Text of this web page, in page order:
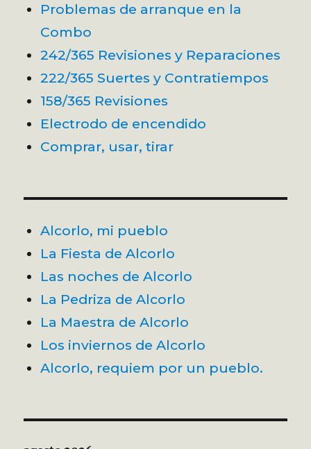
Problemas de arranque en la
Combo
242/365 Revisiones y Reparaciones
222/365 Suertes y Contratiempos
158/365 Revisiones
Electrodo de encendido
Comprar, usar, tirar
Alcorlo, mi pueblo
La Fiesta de Alcorlo
Las noches de Alcorlo
La Pedriza de Alcorlo
La Maestra de Alcorlo
Los inviernos de Alcorlo
Alcorlo, requiem por un pueblo.